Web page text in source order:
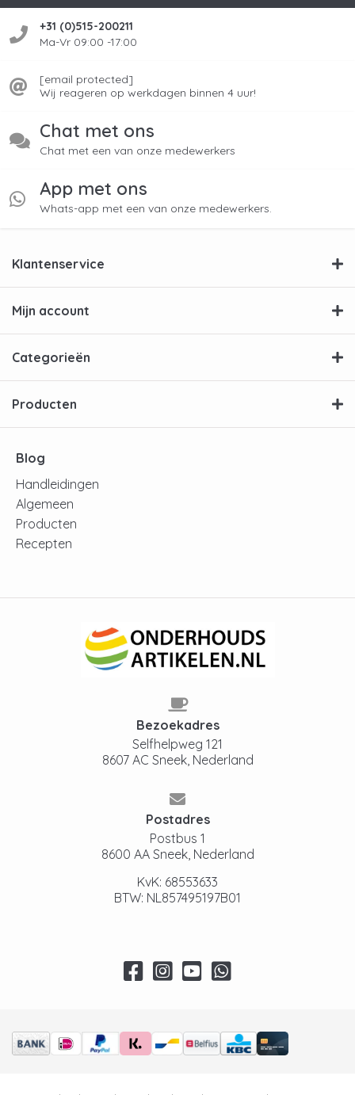
+31 (0)515-200211
Ma-Vr 09:00 -17:00
[email protected]
Wij reageren op werkdagen binnen 4 uur!
Chat met ons
Chat met een van onze medewerkers
App met ons
Whats-app met een van onze medewerkers.
Klantenservice
Mijn account
Categorieën
Producten
Blog
Handleidingen
Algemeen
Producten
Recepten
Bezoekadres
Selfhelpweg 121
8607 AC Sneek, Nederland
Postadres
Postbus 1
8600 AA Sneek, Nederland
KvK: 68553633
BTW: NL857495197B01